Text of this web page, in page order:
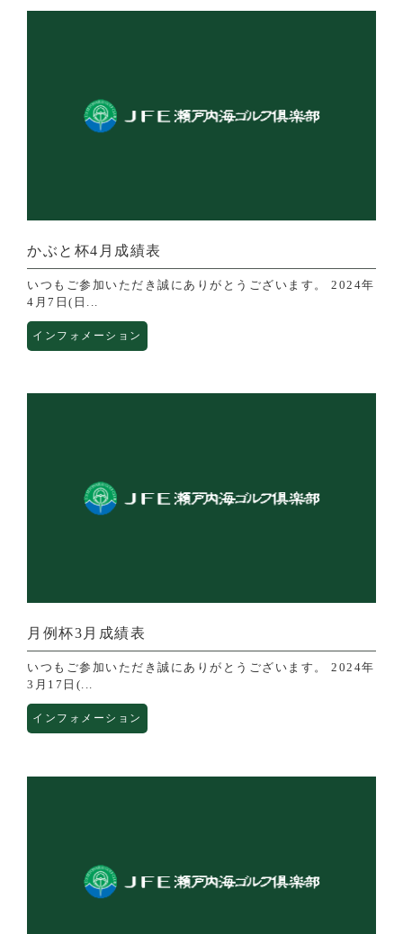
かぶと杯4月成績表
いつもご参加いただき誠にありがとうございます。 2024年
4月7日(日...
インフォメーション
月例杯3月成績表
いつもご参加いただき誠にありがとうございます。 2024年
3月17日(...
インフォメーション